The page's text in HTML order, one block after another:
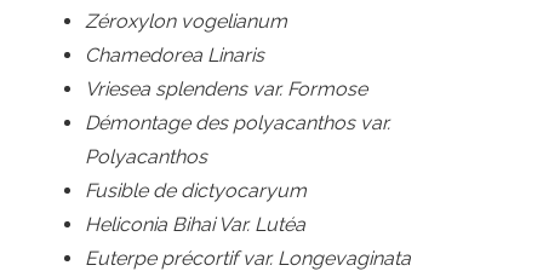
Zéroxylon vogelianum
Chamedorea Linaris
Vriesea splendens var. Formose
Démontage des polyacanthos var.
Polyacanthos
Fusible de dictyocaryum
Heliconia Bihai Var. Lutéa
Euterpe précortif var. Longevaginata